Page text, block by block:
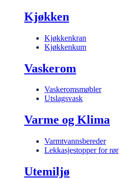
Kjøkken
Kjøkkenkran
Kjøkkenkum
Vaskerom
Vaskeromsmøbler
Utslagsvask
Varme og Klima
Varmtvannsbereder
Lekkasjestopper for rør
Utemiljø